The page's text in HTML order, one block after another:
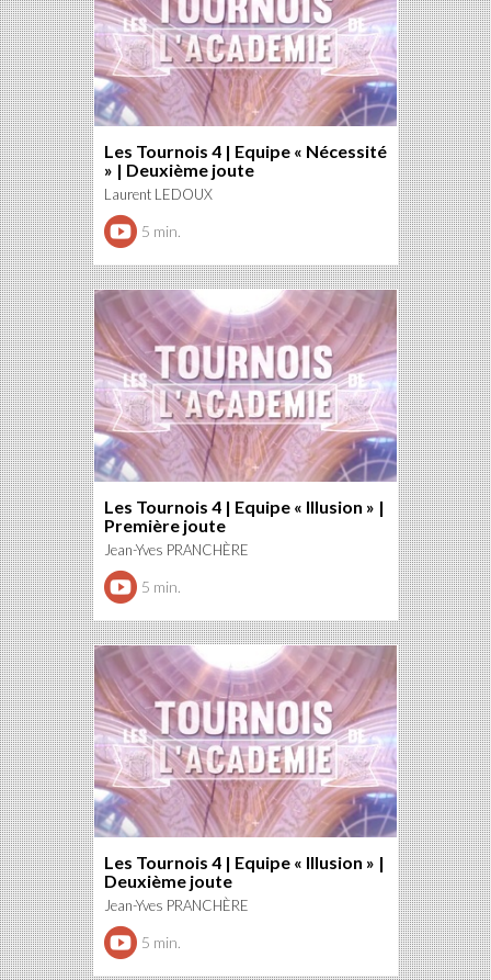
Les Tournois 4 | Equipe « Nécessité
» | Deuxième joute
Laurent LEDOUX
5 min.
Les Tournois 4 | Equipe « Illusion » |
Première joute
Jean-Yves PRANCHÈRE
5 min.
Les Tournois 4 | Equipe « Illusion » |
Deuxième joute
Jean-Yves PRANCHÈRE
5 min.